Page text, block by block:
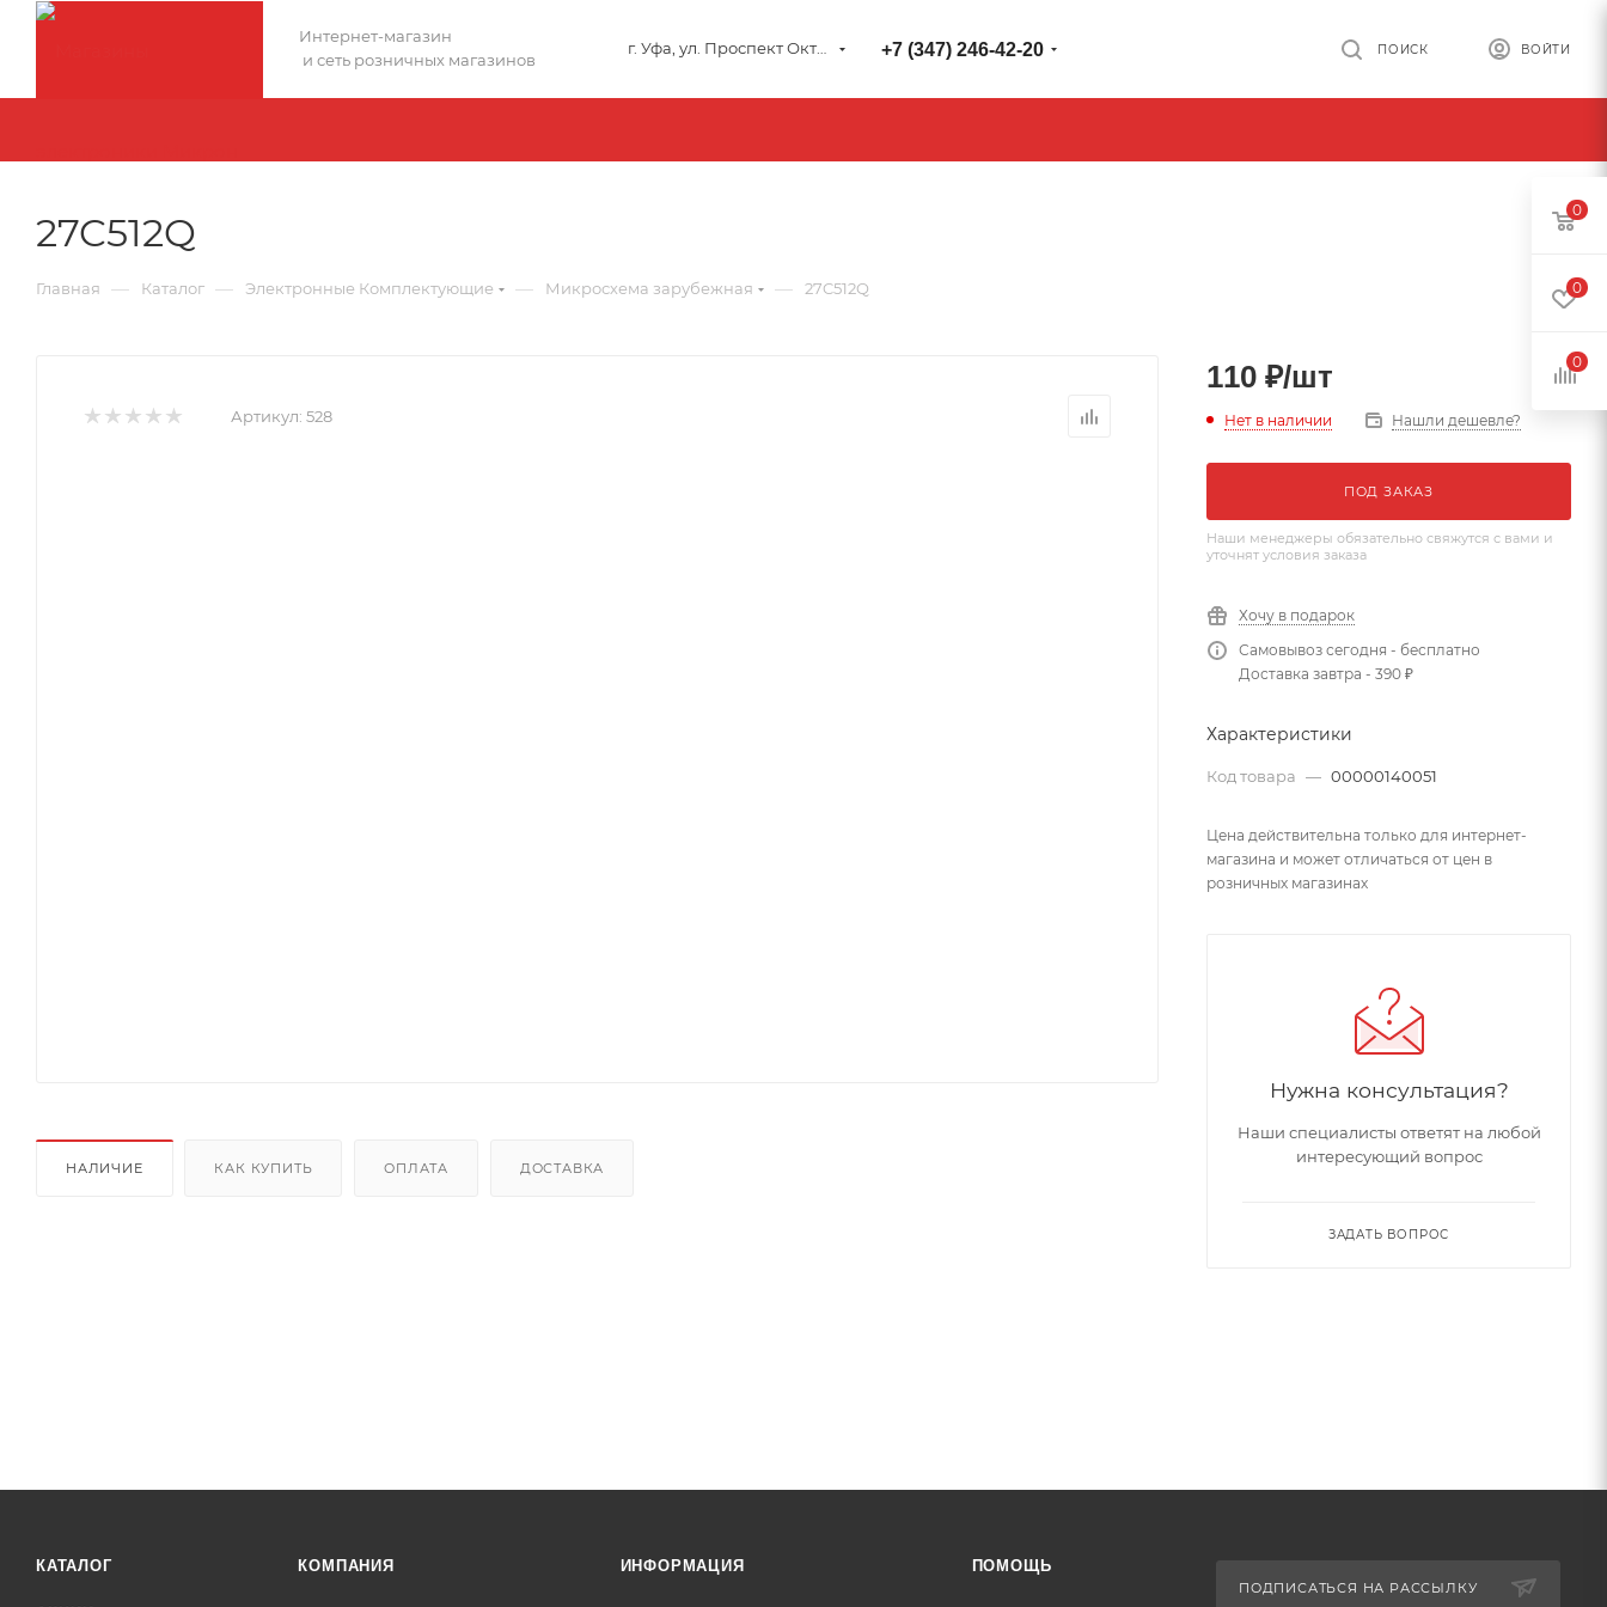
Интернет-магазин
и сеть розничных магазинов
+7 (347) 246-42-20 ВОЙТИ
ПОИСК
27C512Q
Главная — Каталог — Электронные Комплектующие — Микросхема зарубежная — 27C512Q
Артикул: 528
НАЛИЧИЕ КАК КУПИТЬ ОПЛАТА ДОСТАВКА
110 ₽/шт
Нет в наличии Нашли дешевле?
ПОД ЗАКАЗ
Наши менеджеры обязательно свяжутся с вами и
уточнят условия заказа
Хочу в подарок
Самовывоз сегодня - бесплатно
Доставка завтра - 390 ₽
Характеристики
Код товара — 00000140051
Цена действительна только для интернет-
магазина и может отличаться от цен в
розничных магазинах
Нужна консультация?
Наши специалисты ответят на любой
интересующий вопрос
ЗАДАТЬ ВОПРОС
КАТАЛОГ КОМПАНИЯ ИНФОРМАЦИЯ ПОМОЩЬ
ПОДПИСАТЬСЯ НА РАССЫЛКУ
0
0
0